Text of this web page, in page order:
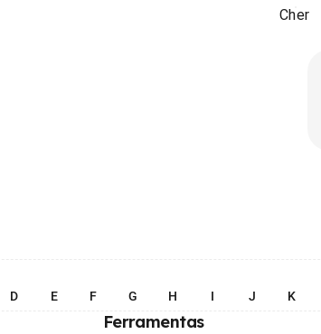
Cher
D E F G H I J K
Ferramentas